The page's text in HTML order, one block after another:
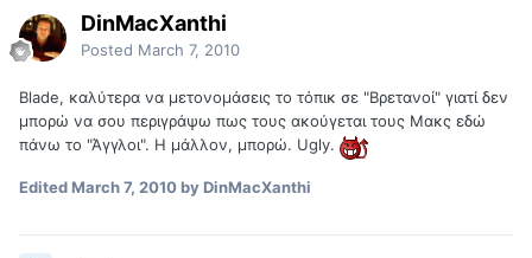
DinMacXanthi
Posted March 7, 2010
Blade, καλύτερα να μετονομάσεις το τόπικ σε "Βρετανοί" γιατί δεν
μπορώ να σου περιγράψω πως τους ακούγεται τους Μακς εδώ
πάνω το "Άγγλοι". Η μάλλον, μπορώ. Ugly.
EditedMarch 7, 2010by DinMacXanthi